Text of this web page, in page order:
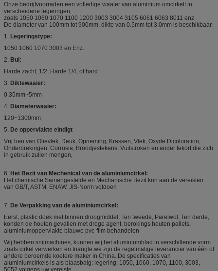
Onze bedrijfvoorraden een volledige waaier van aluminium omcirkelt in
verscheidene legeringen,
zoals 1050 1060 1070 1100 1200 3003 3004 3105 6061 6063 8011 enz.
De diameter van 100mm tot 900mm, dikte van 0.5mm tot 3.0mm is beschikbaar.
1. Legeringstype:
1050 1060 1070 3003 en Enz.
2. Bui:
Harde zacht, 1/2, Harde 1/4, of hard
3. Diktewaaier:
0.35mm~5mm
4. Diameterwaaier:
120~1300mm
5. De oppervlakte eindigt
Vrij ben van Olievlek, Deuk, Opneming, Krassen, Vlek, Oxyde Dicoloration,
Onderbrekingen, Corrosie, Broodjestekens, Vuilstroken en ander tekort die zich
in gebruik zullen mengen,
6. Het Bezit van Mechenical van de aluminiumcirkel:
Het chemische Samengestelde en Mechanische Bezit kon aan de vereisten
van GB/T, ASTM, ENAW, JIS-Norm voldoen
7. De Verpakking van de aluminiumcirkel:
Eerst, plastic doek met binnen droogmiddel; Ten tweede, Parelwol; Ten derde,
konden de houten gevallen met droge agent, berokings houten pallets,
aluminiumoppervlakte blauwe pvc-film behandelen
Wij hebben snijmachines, kunnen wij het aluminiumblad in verschillende vorm
zoals cirkel verwerken en triangle.we zijn de regelmatige leverancier van één of
andere beroemde koelere maker in China. De specificaties van
aluminiumcirkels is als blaasbalg: legering: 1050, 1060, 1070, 1100, 3003,
5052 volgens uw vereiste.